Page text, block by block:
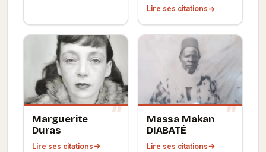
Lire ses citations
Marguerite
Duras
Lire ses citations
Massa Makan
DIABATÉ
Lire ses citations